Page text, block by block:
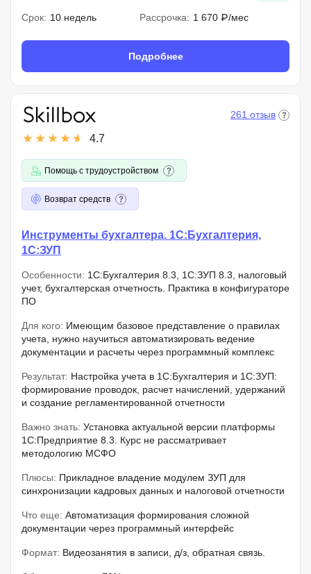
Срок: 10 недель Рассрочка: 1 670 ₽/мес
Подробнее
4.7
261 отзыв
Помощь с трудоустройством
Возврат средств
Инструменты бухгалтера. 1С:Бухгалтерия,
1С:ЗУП
Особенности: 1C:Бухгалтерия 8.3, 1С:ЗУП 8.3, налоговый
учет, бухгалтерская отчетность. Практика в конфигураторе
ПО
Для кого: Имеющим базовое представление о правилах
учета, нужно научиться автоматизировать ведение
документации и расчеты через программный комплекс
Результат: Настройка учета в 1С:Бухгалтерия и 1С:ЗУП:
формирование проводок, расчет начислений, удержаний
и создание регламентированной отчетности
Важно знать: Установка актуальной версии платформы
1С:Предприятие 8.3. Курс не рассматривает
методологию МСФО
Плюсы: Прикладное владение модулем ЗУП для
синхронизации кадровых данных и налоговой отчетности
Что еще: Автоматизация формирования сложной
документации через программный интерфейс
Формат: Видеозанятия в записи, д/з, обратная связь.